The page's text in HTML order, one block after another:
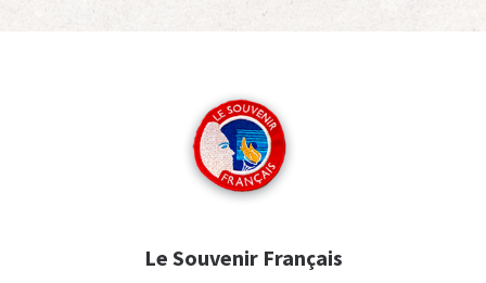
Le Souvenir Français